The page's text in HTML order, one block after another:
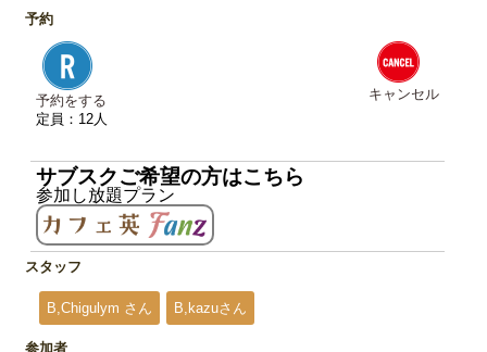
予約
予約をする
定員：12人
キャンセル
サブスクご希望の方はこちら
参加し放題プラン
スタッフ
B,Chigulym さん B,kazuさん
参加者